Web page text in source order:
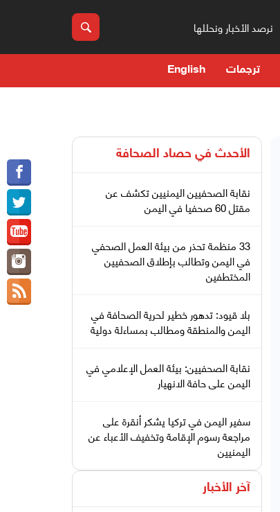
نرصد الأخبار ونحللها
ترجمات English
الأحدث في حصاد الصحافة
نقابة الصحفيين اليمنيين تكشف عن
مقتل 60 صحفيا في اليمن
33 منظمة تحذر من بيئة العمل الصحفي
في اليمن وتطالب بإطلاق الصحفيين
المختطفين
بلا قيود: تدهور خطير لحرية الصحافة في
اليمن والمنطقة ومطالب بمساءلة دولية
نقابة الصحفيين: بيئة العمل الإعلامي في
اليمن على حافة الانهيار
سفير اليمن في تركيا يشكر أنقرة على
مراجعة رسوم الإقامة وتخفيف الأعباء عن
اليمنيين
آخر الأخبار